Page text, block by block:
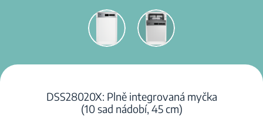
DSS28020X: Plně integrovaná myčka
(10 sad nádobí, 45 cm)